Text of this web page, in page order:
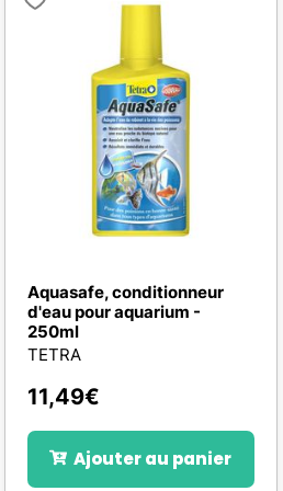
Aquasafe, conditionneur
d'eau pour aquarium -
250ml
TETRA
11,49€
Ajouter au panier